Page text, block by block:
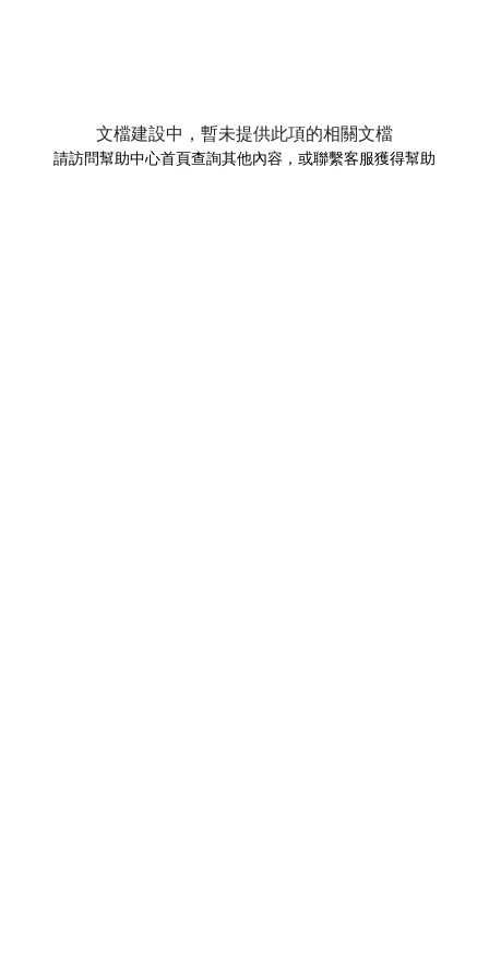
文檔建設中，暫未提供此項的相關文檔
請訪問幫助中心首頁查詢其他內容，或聯繫客服獲得幫助